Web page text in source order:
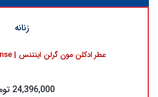
زنانه
عطر ادکلن مون گرلن اینتنس | mon guerlain intense
24,396,000 تومان